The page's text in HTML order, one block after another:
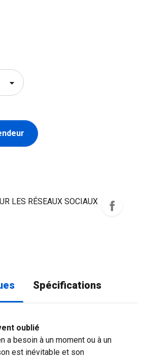
LES RÉSEAUX SOCIAUX
Spécifications
oublié
a besoin à un moment ou à un
est inévitable et son